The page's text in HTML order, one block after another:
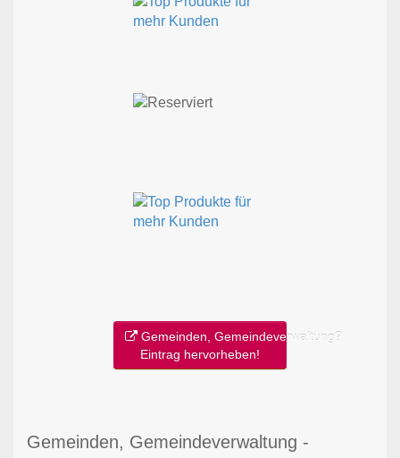
Gemeinden, Gemeindeverwaltung?
Eintrag hervorheben!
Gemeinden, Gemeindeverwaltung -